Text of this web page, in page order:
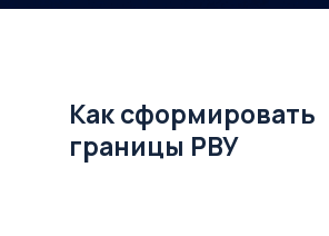
Как сформировать
границы РВУ